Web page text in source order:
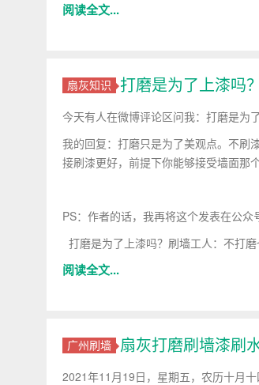
阅读全文...
扇灰知识 打磨是为了上漆吗
今天有人在微博评论区问我：打磨是为
我的回复：打磨只是为了美观点。不刷
接刷漆更好，前提下你能够接受墙面那个
PS：作者的话，我再将这个发表在公众
打磨是为了上漆吗？刷墙工人：不打
阅读全文...
广州刷墙 扇灰打磨刷墙漆刷
2021年11月19日，星期五，农历十月十